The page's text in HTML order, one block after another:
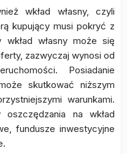
wkład własny, czyli
kupujący musi pokryć z
wkład własny może się
zazwyczaj wynosi od
Posiadanie
skutkować niższym
warunkami.
na wkład
fundusze inwestycyjne